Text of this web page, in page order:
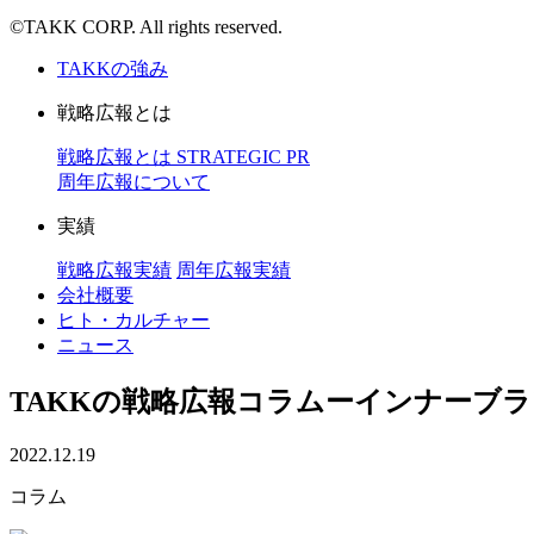
©TAKK CORP. All rights reserved.
TAKKの強み
戦略広報とは
戦略広報とは STRATEGIC PR
周年広報について
実績
戦略広報実績 周年広報実績
会社概要
ヒト・カルチャー
ニュース
TAKKの戦略広報コラムーインナーブ
2022.12.19
コラム